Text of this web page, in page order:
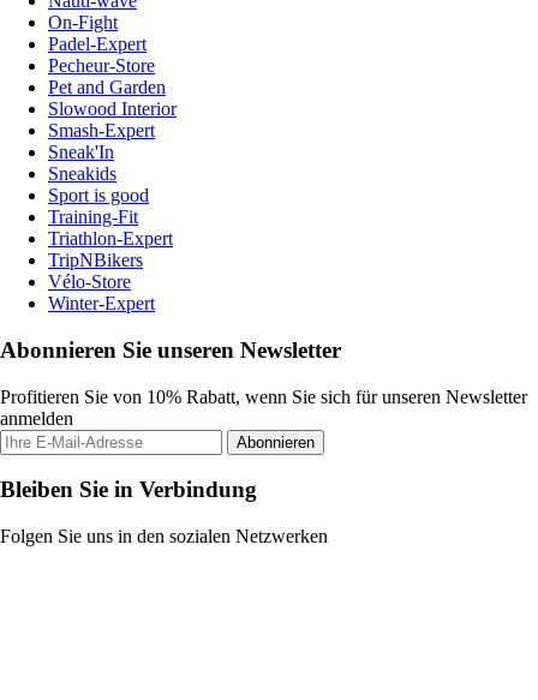
On-Fight
Padel-Expert
Pecheur-Store
Pet and Garden
Slowood Interior
Smash-Expert
Sneak'In
Sneakids
Sport is good
Training-Fit
Triathlon-Expert
TripNBikers
Vélo-Store
Winter-Expert
Abonnieren Sie unseren Newsletter
Profitieren Sie von 10% Rabatt, wenn Sie sich für unseren Newsletter
anmelden
Abonnieren
Bleiben Sie in Verbindung
Folgen Sie uns in den sozialen Netzwerken